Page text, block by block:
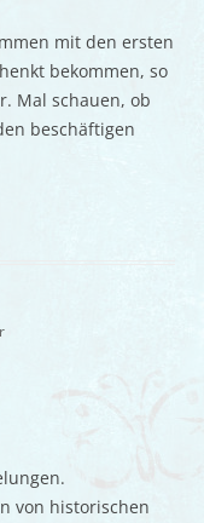
mit den ersten
bekommen, so
Mal schauen, ob
beschäftigen
von historischen